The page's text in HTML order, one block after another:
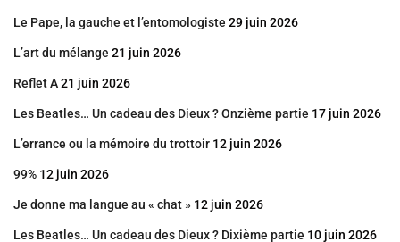
Le Pape, la gauche et l’entomologiste 29 juin 2026
L’art du mélange 21 juin 2026
Reflet A21 juin 2026
Les Beatles… Un cadeau des Dieux ? Onzième partie 17 juin 2026
L’errance ou la mémoire du trottoir 12 juin 2026
99% 12 juin 2026
Je donne ma langue au « chat » 12 juin 2026
Les Beatles… Un cadeau des Dieux ? Dixième partie 10 juin 2026